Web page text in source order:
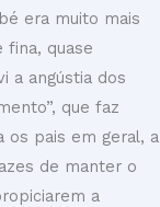
era muito mais
fina, quase
a angústia dos
que faz
os pais em geral, a
de manter o
a